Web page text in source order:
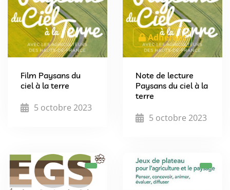
Film Paysans du
ciel à la terre
5 octobre 2023
Adhérent
Note de lecture
Paysans du ciel à la
terre
5 octobre 2023